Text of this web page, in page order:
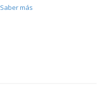
Saber más